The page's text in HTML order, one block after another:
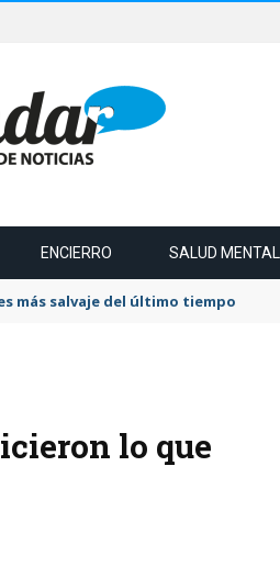
ENCIERRO SALUD MENTAL
más salvaje del último tiempo
lo que